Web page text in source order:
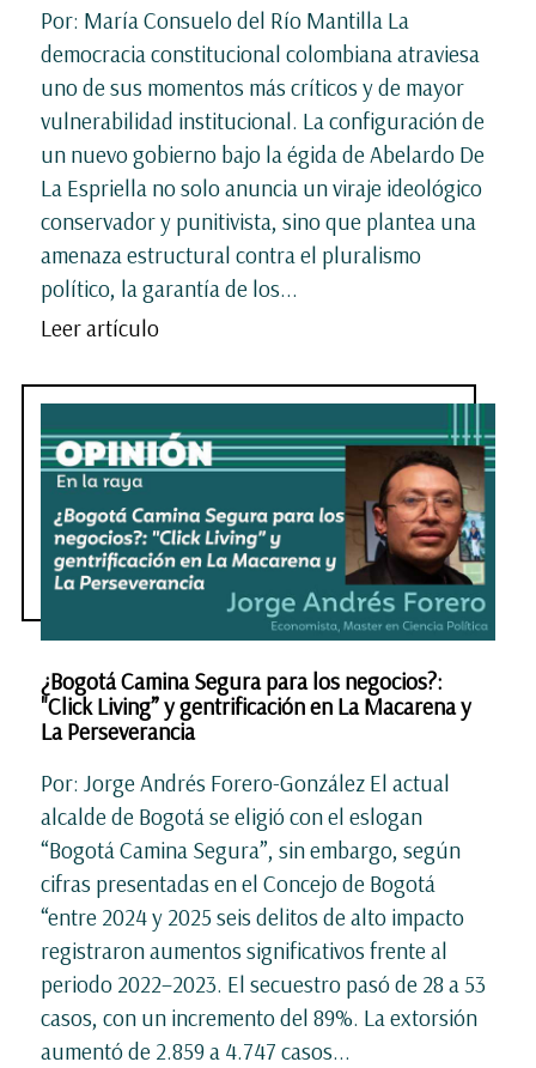
Por: María Consuelo del Río Mantilla La
democracia constitucional colombiana atraviesa
uno de sus momentos más críticos y de mayor
vulnerabilidad institucional. La configuración de
un nuevo gobierno bajo la égida de Abelardo De
La Espriella no solo anuncia un viraje ideológico
conservador y punitivista, sino que plantea una
amenaza estructural contra el pluralismo
político, la garantía de los...
Leer artículo
¿Bogotá Camina Segura para los negocios?:
"Click Living” y gentrificación en La Macarena y
La Perseverancia
Por: Jorge Andrés Forero-González El actual
alcalde de Bogotá se eligió con el eslogan
“Bogotá Camina Segura”, sin embargo, según
cifras presentadas en el Concejo de Bogotá
“entre 2024 y 2025 seis delitos de alto impacto
registraron aumentos significativos frente al
periodo 2022–2023. El secuestro pasó de 28 a 53
casos, con un incremento del 89%. La extorsión
aumentó de 2.859 a 4.747 casos...